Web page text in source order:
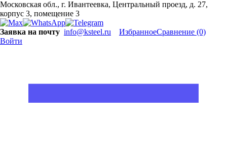
Московская обл., г. Ивантеевка, Центральный проезд, д. 27,
корпус 3, помещение 3
Заявка на почту info@ksteel.ru ИзбранноеСравнение (0)
Войти